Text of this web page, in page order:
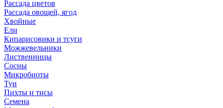
Рассада цветов
Рассада овощей, ягод
Хвойные
Ели
Кипарисовики и тсуги
Можжевельники
Лиственницы
Сосны
Микробиоты
Туи
Пихты и тисы
Семена